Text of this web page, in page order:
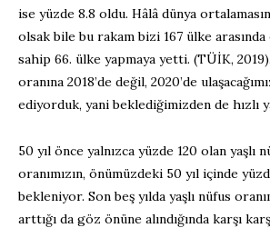
ise yüzde 8.8 oldu. Hâlâ dünya
olsak bile bu rakam bizi 167 ülke arasında
sahip 66. ülke yapmaya yetti. (TÜİK,
oranına 2018’de değil, 2020’de
ediyorduk, yani beklediğimizden de hızlı
50 yıl önce yalnızca yüzde 120 olan yaşlı
oranımızın, önümüzdeki 50 yıl içinde
bekleniyor. Son beş yılda yaşlı nüfus
arttığı da göz önüne alındığında karşı